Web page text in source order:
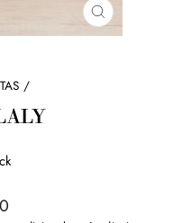
CERRAR
(ESC)
/